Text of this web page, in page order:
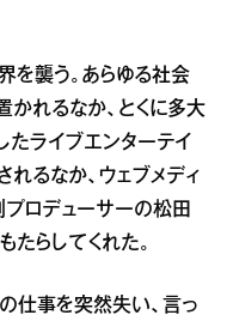
を襲う。あらゆる社会
れるなか、とくに多大
ライブエンターテイ
れるなか、ウェブメディ
ロデューサーの松田
たらしてくれた。
仕事を突然失い、言っ